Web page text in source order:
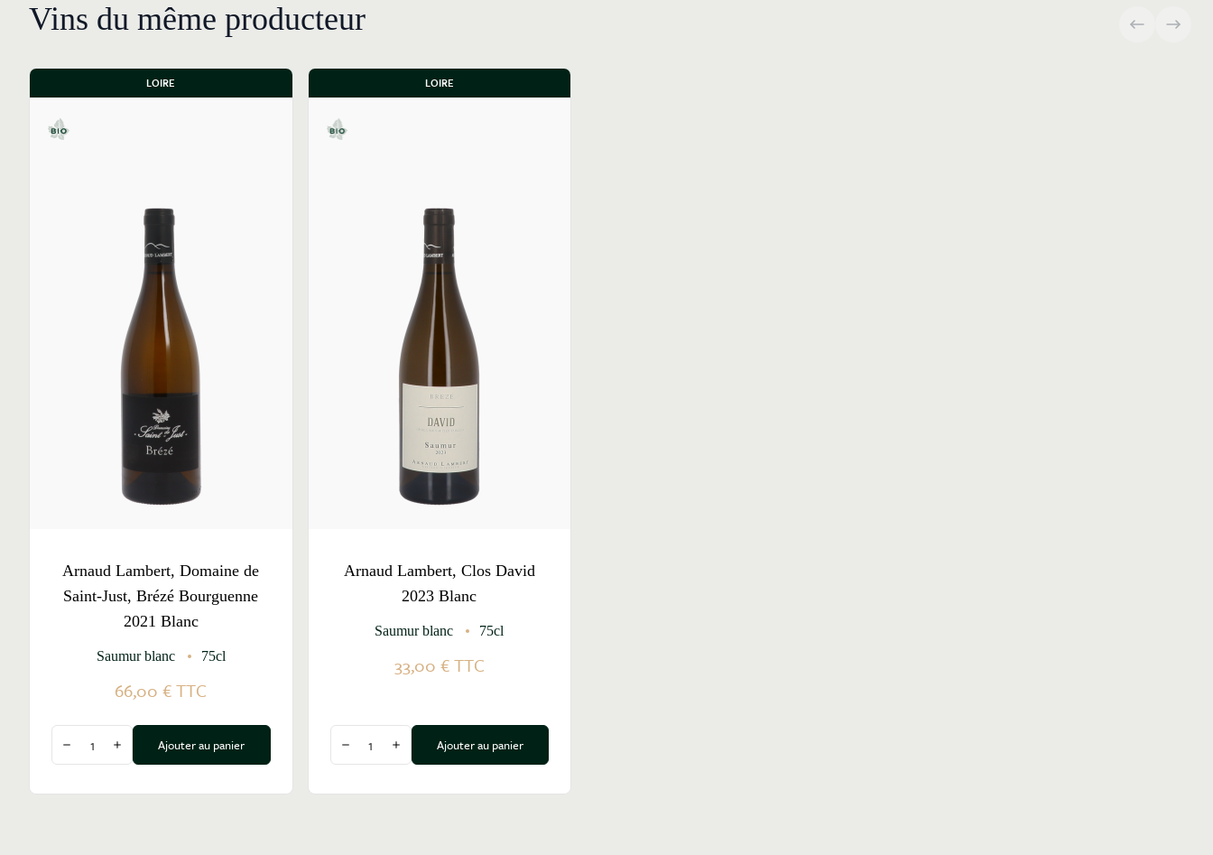
Vins du même producteur
LOIRE
Arnaud Lambert, Domaine de
Saint-Just, Brézé Bourguenne
2021 Blanc
Saumur blanc 75cl
66,00 €TTC
Diminuer la quantité
Augmenter la quantité
Ajouter au panier
LOIRE
Arnaud Lambert, Clos David
2023 Blanc
Saumur blanc 75cl
33,00 €TTC
Diminuer la quantité
Augmenter la quantité
Ajouter au panier